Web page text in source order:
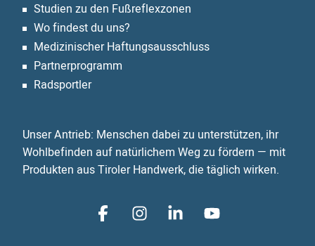
Studien zu den Fußreflexzonen
Wo findest du uns?
Medizinischer Haftungsausschluss
Partnerprogramm
Radsportler
Unser Antrieb: Menschen dabei zu unterstützen, ihr
Wohlbefinden auf natürlichem Weg zu fördern — mit
Produkten aus Tiroler Handwerk, die täglich wirken.